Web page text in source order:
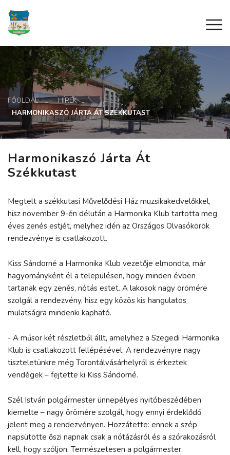
FŐOLDAL
HÍREK
HARMONIKASZÓ JÁRTA ÁT SZÉKKUTAST
Harmonikaszó Járta Át
Székkutast
Megtelt a székkutasi Művelődési Ház muzsikakedvelőkkel,
hisz november 9-én délután a Harmonika Klub tartotta meg
éves zenés estjét, melyhez idén az Országos Olvasókörök
rendezvénye is csatlakozott.
Kiss Sándorné a Harmonika Klub vezetője elmondta, már
hagyományként él a településen, hogy minden évben
tartanak egy zenés, nótás estet. A lakosok nagy örömére
szolgál a rendezvény, hisz egy közös kis hangulatos
mulatságra mindenki kapható.
- A műsor két részletből állt, amelyhez a Szegedi Harmonika
Klub is csatlakozott fellépésével. A rendezvényre nagy
tiszteletünkre még Torontálvásárhelyről is érkeztek
vendégek – fejtette ki Kiss Sándorné.
Szél István polgármester ünnepélyes nyitóbeszédében
kiemelte – nagy örömére szolgál, hogy ennyi érdeklődő
jelent meg a rendezvényen. Hozzátette: ennek a szép
napsütötte őszi napnak csak a nótázásról és a szórakozásról
kell, hogy szóljon. Természetesen a polgármester